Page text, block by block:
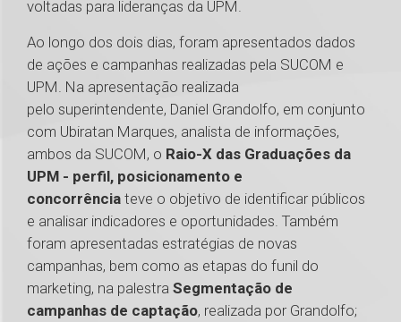
voltadas para lideranças da UPM.
Ao longo dos dois dias, foram apresentados dados
de ações e campanhas realizadas pela SUCOM e
UPM. Na apresentação realizada
pelo superintendente, Daniel Grandolfo, em conjunto
com Ubiratan Marques, analista de informações,
ambos da SUCOM, o Raio-X das Graduações da
UPM - perfil, posicionamento e
concorrência teve o objetivo de identificar públicos
e analisar indicadores e oportunidades. Também
foram apresentadas estratégias de novas
campanhas, bem como as etapas do funil do
marketing, na palestra Segmentação de
campanhas de captação, realizada por Grandolfo;